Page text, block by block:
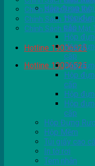
Chính Sách Thiết Kế
Chính Sách Tồn Kho
Chính Sách Bảo Mật
Hotline 19006525
Hotline 19006525
Hộp đựng
Hộp
cấp
Hộp
Hộp
cấp
Hộp
Hộp
cấp
Hộp
Hộp
cấp
Hộp Đựng
Hộp Mềm
Túi giấy cao
In tờ rơi
Tem nhãn